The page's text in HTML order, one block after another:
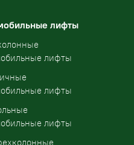
лифты
лифты
лифты
лифты